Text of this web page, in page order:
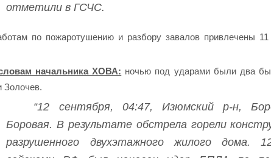
отметили в ГСЧС.
по пожаротушению и разбору завалов привлечены
начальника ХОВА: ночью под ударами были два
Золочев.
“12 сентября, 04:47, Изюмский р-н,
Боровая. В результате обстрела горели
разрушенного двухэтажного жилого дома.